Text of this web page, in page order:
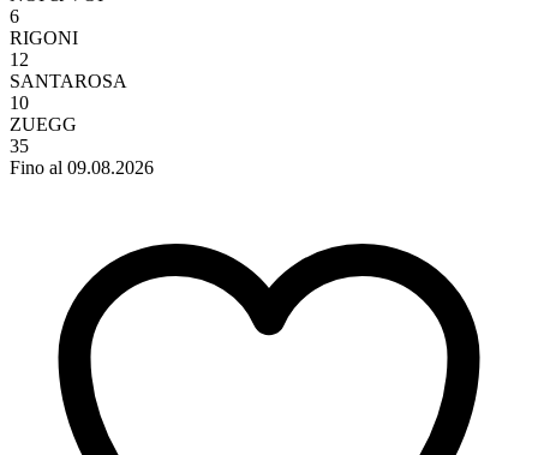
6
RIGONI
12
SANTAROSA
10
ZUEGG
35
Fino al 09.08.2026